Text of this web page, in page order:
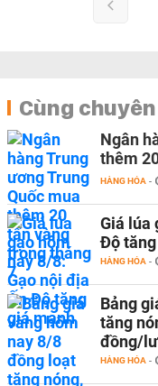
Cùng
Ngân
thêm
HÀNG HÓA -
Giá lúa
Độ
HÀNG HÓA -
Bảng
tăng
đồng/
HÀNG HÓA -